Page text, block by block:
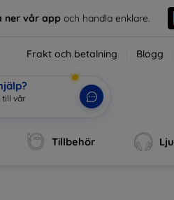
ner vår app och handla enklare.
Frakt och betalning Blogg
vår w
Tillbehör